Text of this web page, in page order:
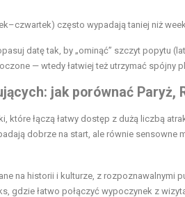
często wypadają taniej niż
datę tak, by „ominąć” szczyt popytu
— wtedy łatwiej też utrzymać spójny
jak porównać Paryż,
które łączą łatwy dostęp z dużą liczbą
dobrze na start, ale równie
na historii i kulturze, z rozpoznawalnymi
gdzie łatwo połączyć wypoczynek z